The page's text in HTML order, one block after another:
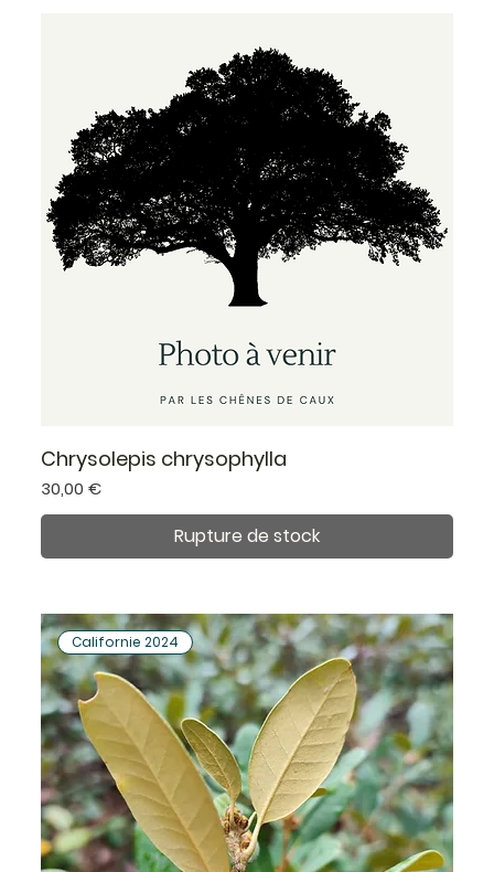
Chrysolepis chrysophylla
Prix
30,00 €
Rupture de stock
Californie 2024